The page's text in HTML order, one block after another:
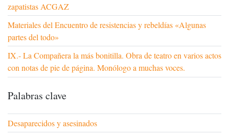
zapatistas ACGAZ
Materiales del Encuentro de resistencias y rebeldías «Algunas
partes del todo»
IX.- La Compañera la más bonitilla. Obra de teatro en varios actos
con notas de pie de página. Monólogo a muchas voces.
Palabras clave
Desaparecidos y asesinados